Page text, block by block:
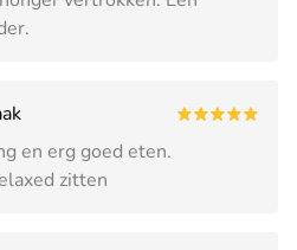
en erg goed eten.
zitten